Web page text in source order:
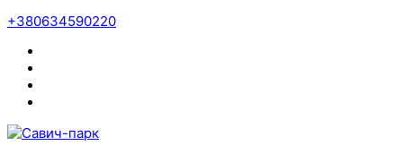
+380634590220